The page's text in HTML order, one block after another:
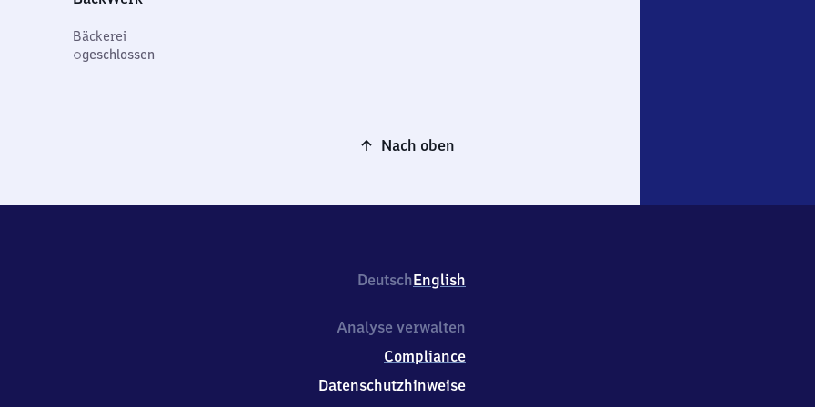
Bäckerei
geschlossen
Nach oben
DeutschEnglish
Analyse verwalten
Compliance
Datenschutzhinweise